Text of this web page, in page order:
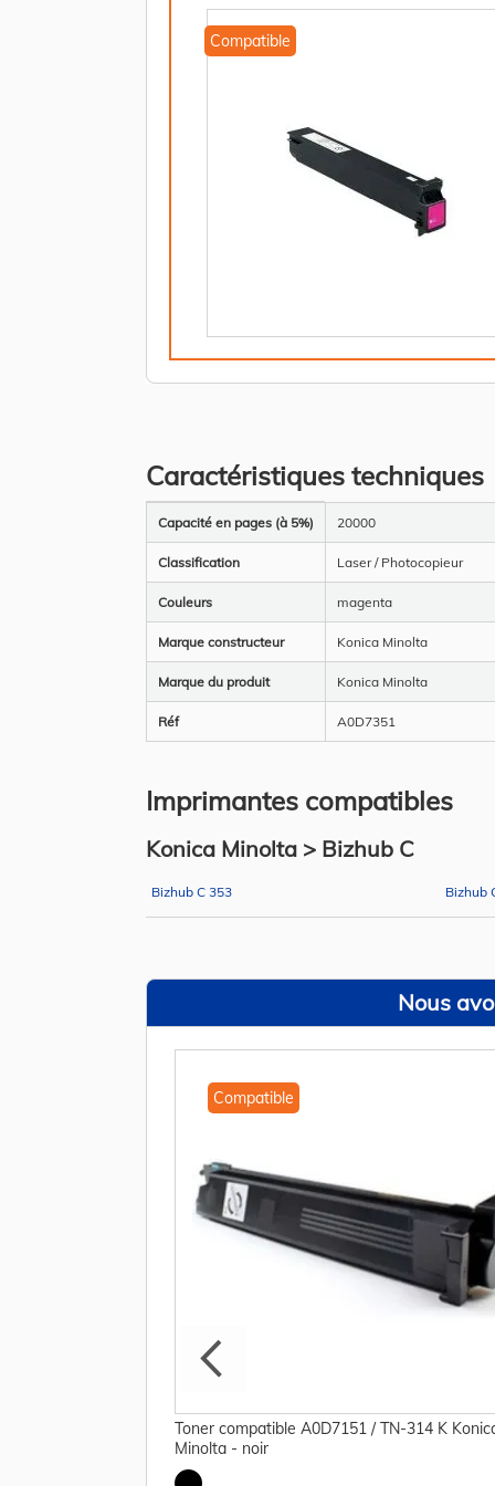
Compatible
Caractéristiques techniques
d’information
Capacité en pages (à 5%) 20000
Classification Laser / Photocopieur
Couleurs magenta
Marque constructeur Konica Minolta
Marque du produit Konica Minolta
Réf A0D7351
Imprimantes compatibles
Konica Minolta > Bizhub C
Bizhub C 353 Bizhub
Nous
Compatible
Toner compatible A0D7151 / TN-314 K
Minolta - noir